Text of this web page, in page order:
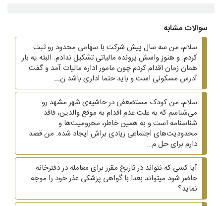
سوالات مشابه
سلام، من سه سال پیش شرکت با سهامی محدود رو ثبت
کردم. و هنوز واسش پرونده مالیاتی تشکیل ندادم. البته یه بار
همان زمان اقدام کردم چون مامور اداره مالیات آمد و گفت
آدرس مسکونی است و باید حتما اداری باشد ن...
سلام، من کودک مستضعفی در حاشیه‌ی شهر مشهد رو
می‌شناسم که به علت عدم اقدام به موقع والدین، فاقد
شناسنامه است و به همین خاطر، محرومیت‌ها و
محدودیت‌های اجتماعی زیادی براش ایجاد شده. من قصد
دارم برای حل م...
آیا کسی که نتواند در تاریخ مقرر برای معامله در دفترخانه
حاضر شود میتواند بعدا با گواهی پزشکی عذر خود را موجه
نماید؟